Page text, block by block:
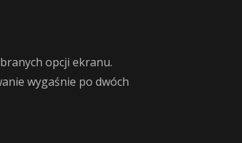
opcji ekranu.
wygaśnie po dwóch